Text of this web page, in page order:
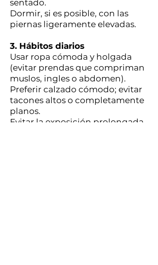
sentado.
Dormir, si es posible, con las
piernas ligeramente elevadas.
3. Hábitos diarios
Usar ropa cómoda y holgada
(evitar prendas que compriman
muslos, ingles o abdomen).
Preferir calzado cómodo; evitar
tacones altos o completamente
planos.
Evitar la exposición prolongada